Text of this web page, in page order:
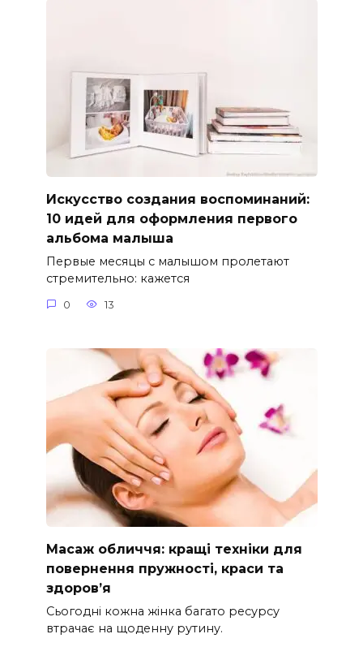
Искусство создания воспоминаний:
10 идей для оформления первого
альбома малыша
Первые месяцы с малышом пролетают
стремительно: кажется
0 13
Масаж обличчя: кращі техніки для
повернення пружності, краси та
здоров’я
Сьогодні кожна жінка багато ресурсу
втрачає на щоденну рутину.